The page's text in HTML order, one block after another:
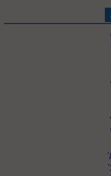
'
'
'
'
'
'